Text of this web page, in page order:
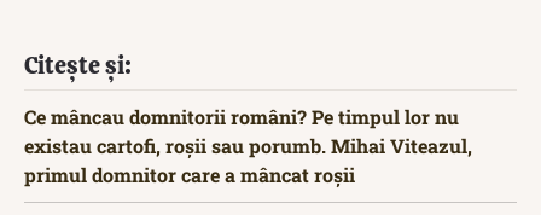
Citește și:
Ce mâncau domnitorii români? Pe timpul lor nu
existau cartofi, roșii sau porumb. Mihai Viteazul,
primul domnitor care a mâncat roșii